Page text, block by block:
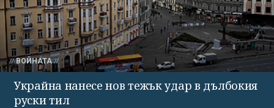
ВОЙНАТА
Украйна нанесе нов тежък удар в дълбокия
руски тил